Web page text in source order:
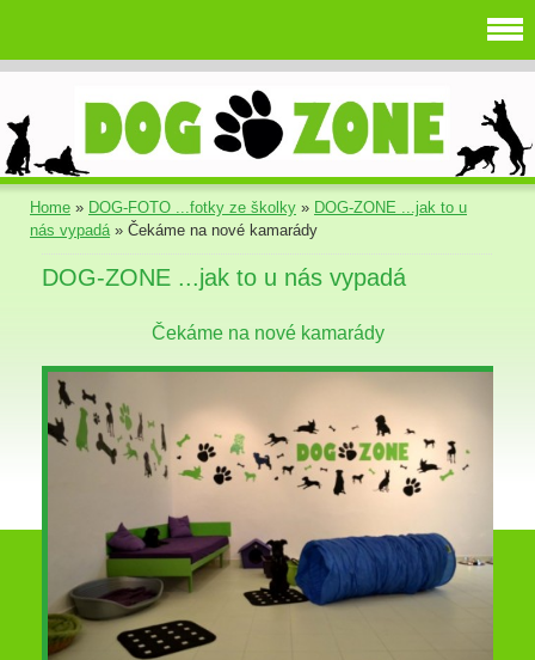
Home » DOG-FOTO ...fotky ze školky » DOG-ZONE ...jak to u
nás vypadá» Čekáme na nové kamarády
DOG-ZONE ...jak to u nás vypadá
Čekáme na nové kamarády